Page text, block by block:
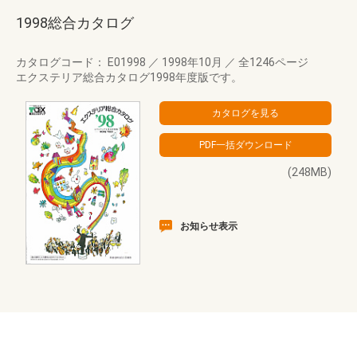
1998総合カタログ
カタログコード： E01998 ／ 1998年10月 ／ 全1246ページ
エクステリア総合カタログ1998年度版です。
(248MB)
お知らせ表示